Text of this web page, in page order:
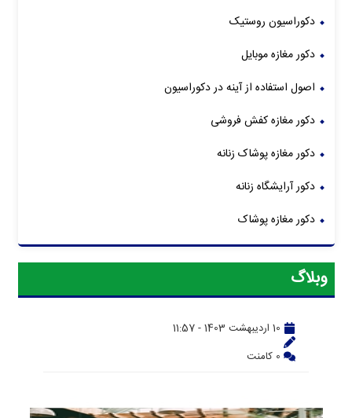
دکوراسیون روستیک
دکور مغازه موبایل
اصول استفاده از آینه در دکوراسیون
دکور مغازه کفش فروشی
دکور مغازه پوشاک زنانه
دکور آرایشگاه زنانه
دکور مغازه پوشاک
وبلاگ